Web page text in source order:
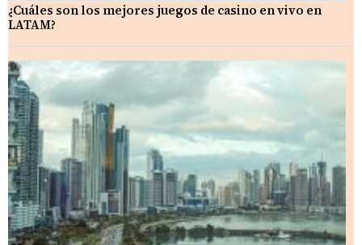
¿Cuáles son los mejores juegos de casino en vivo en
LATAM?